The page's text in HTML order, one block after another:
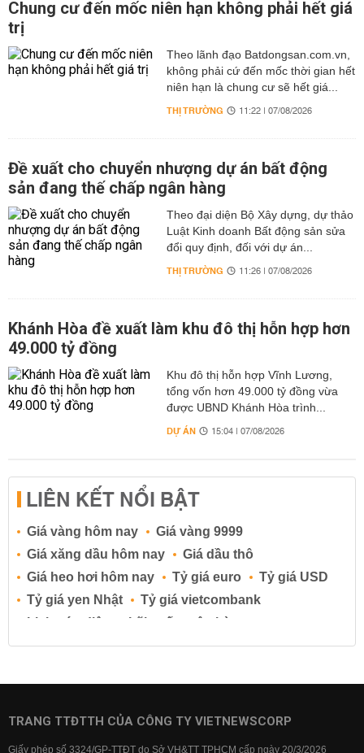
Chung cư đến mốc niên hạn không phải hết giá
trị
Theo lãnh đạo Batdongsan.com.vn,
không phải cứ đến mốc thời gian hết
niên hạn là chung cư sẽ hết giá...
THỊ TRƯỜNG 11:22 | 07/08/2026
Đề xuất cho chuyển nhượng dự án bất động
sản đang thế chấp ngân hàng
Theo đại diện Bộ Xây dựng, dự thảo
Luật Kinh doanh Bất động sản sửa
đổi quy định, đối với dự án...
THỊ TRƯỜNG 11:26 | 07/08/2026
Khánh Hòa đề xuất làm khu đô thị hỗn hợp hơn
49.000 tỷ đồng
Khu đô thị hỗn hợp Vĩnh Lương,
tổng vốn hơn 49.000 tỷ đồng vừa
được UBND Khánh Hòa trình...
DỰ ÁN 15:04 | 07/08/2026
LIÊN KẾT NỔI BẬT
Giá vàng hôm nay
Giá vàng 9999
Giá xăng dầu hôm nay
Giá dầu thô
Giá heo hơi hôm nay
Tỷ giá euro
Tỷ giá USD
Tỷ giá yen Nhật
Tỷ giá vietcombank
Lịch cúp điện
Lãi suất ngân hàng
Lãi suất tiết kiệm
Lãi suất tiền gửi
Lãi suất ngân hàng BIDV
TRANG TTĐTTH CỦA CÔNG TY VIETNEWSCORP
Giấy phép số 3324/GP-TTĐT do Sở VH&TT TPHCM cấp ngày 20/3/2026